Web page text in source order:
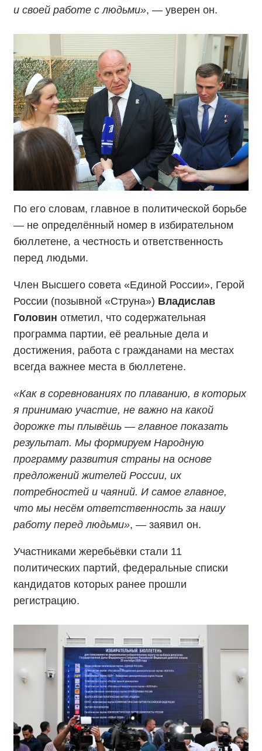
и своей работе с людьми», — уверен он.
По его словам, главное в политической борьбе
— не определённый номер в избирательном
бюллетене, а честность и ответственность
перед людьми.
Член Высшего совета «Единой России», Герой
России (позывной «Струна») Владислав
Головин отметил, что содержательная
программа партии, её реальные дела и
достижения, работа с гражданами на местах
всегда важнее места в бюллетене.
«Как в соревнованиях по плаванию, в которых
я принимаю участие, не важно на какой
дорожке ты плывёшь — главное показать
результат. Мы формируем Народную
программу развития страны на основе
предложений жителей России, их
потребностей и чаяний. И самое главное,
что мы несём ответственность за нашу
работу перед людьми», — заявил он.
Участниками жеребьёвки стали 11
политических партий, федеральные списки
кандидатов которых ранее прошли
регистрацию.